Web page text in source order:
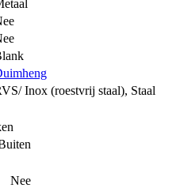
Inox (roestvrij staal), Staal
Nee